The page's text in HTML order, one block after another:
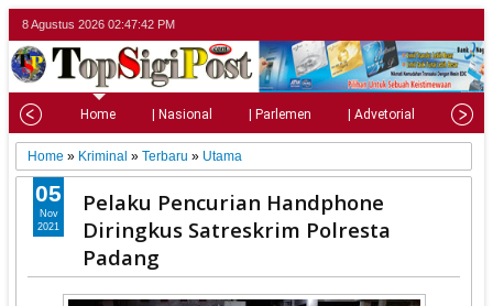
8 Agustus 2026 02:47:44 PM
Home | Nasional | Parlemen | Advetorial |
Home » Kriminal »Terbaru » Utama
Pelaku Pencurian Handphone
Diringkus Satreskrim Polresta
Padang
05
Nov
2021